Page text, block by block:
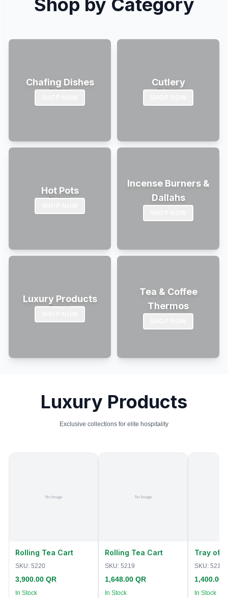
Shop by Category
Chafing Dishes Cutlery
Hot Pots
Incense Burners &
Dallahs
Luxury Products
Tea & Coffee
Thermos
Luxury Products
Exclusive collections for elite hospitality
Rolling Tea Cart
SKU: 5220
3,900.00 QR
In Stock
Rolling Tea Cart
SKU: 5219
1,648.00 QR
In Stock
Tray of
SKU: 5218
1,400.00
In Stock